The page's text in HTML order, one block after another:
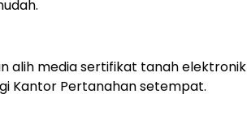
alih media sertifikat tanah elektronik
Kantor Pertanahan setempat.